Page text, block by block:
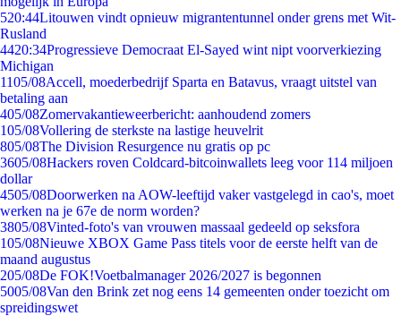
520:44Litouwen vindt opnieuw migrantentunnel onder grens met Wit-
Rusland
4420:34Progressieve Democraat El-Sayed wint nipt voorverkiezing
Michigan
1105/08Accell, moederbedrijf Sparta en Batavus, vraagt uitstel van
betaling aan
405/08Zomervakantieweerbericht: aanhoudend zomers
105/08Vollering de sterkste na lastige heuvelrit
805/08The Division Resurgence nu gratis op pc
3605/08Hackers roven Coldcard-bitcoinwallets leeg voor 114 miljoen
dollar
4505/08Doorwerken na AOW-leeftijd vaker vastgelegd in cao's, moet
werken na je 67e de norm worden?
3805/08Vinted-foto's van vrouwen massaal gedeeld op seksfora
105/08Nieuwe XBOX Game Pass titels voor de eerste helft van de
maand augustus
205/08De FOK!Voetbalmanager 2026/2027 is begonnen
5005/08Van den Brink zet nog eens 14 gemeenten onder toezicht om
spreidingswet